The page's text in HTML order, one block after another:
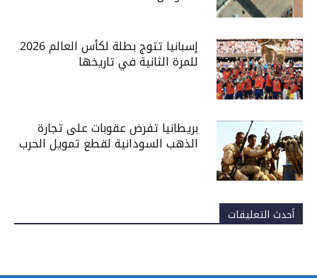
إسبانيا تتوج بطلة لكأس العالم 2026
للمرة الثانية في تاريخها
بريطانيا تفرض عقوبات على تجارة
الذهب السودانية لقطع تمويل الحرب
أحدث التعليقات